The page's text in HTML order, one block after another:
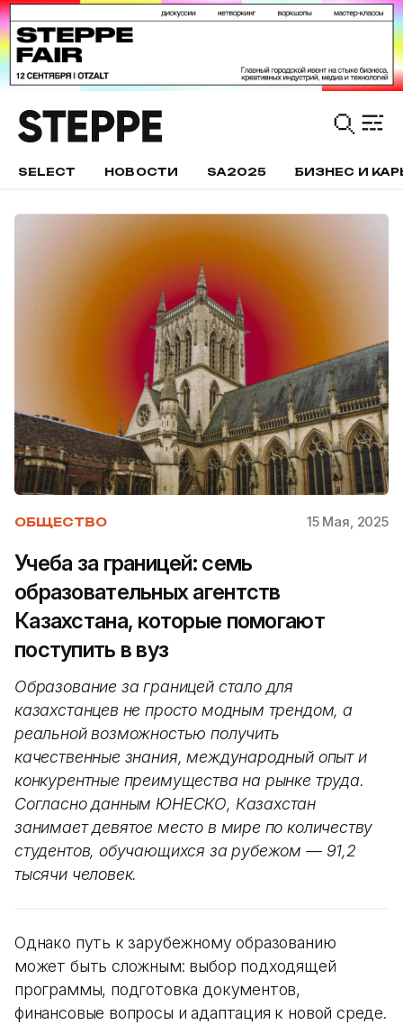
SELECT НОВОСТИ SA2025 БИЗНЕС И
ОБЩЕСТВО 15 Мая, 2025
Учеба за границей: семь
образовательных агентств
Казахстана, которые помогают
поступить в вуз
Образование за границей стало для
казахстанцев не просто модным трендом, а
реальной возможностью получить
качественные знания, международный опыт и
конкурентные преимущества на рынке труда.
Согласно данным ЮНЕСКО, Казахстан
занимает девятое место в мире по количеству
студентов, обучающихся за рубежом — 91,2
тысячи человек.
Однако путь к зарубежному образованию
может быть сложным: выбор подходящей
программы, подготовка документов,
финансовые вопросы и адаптация к новой среде.